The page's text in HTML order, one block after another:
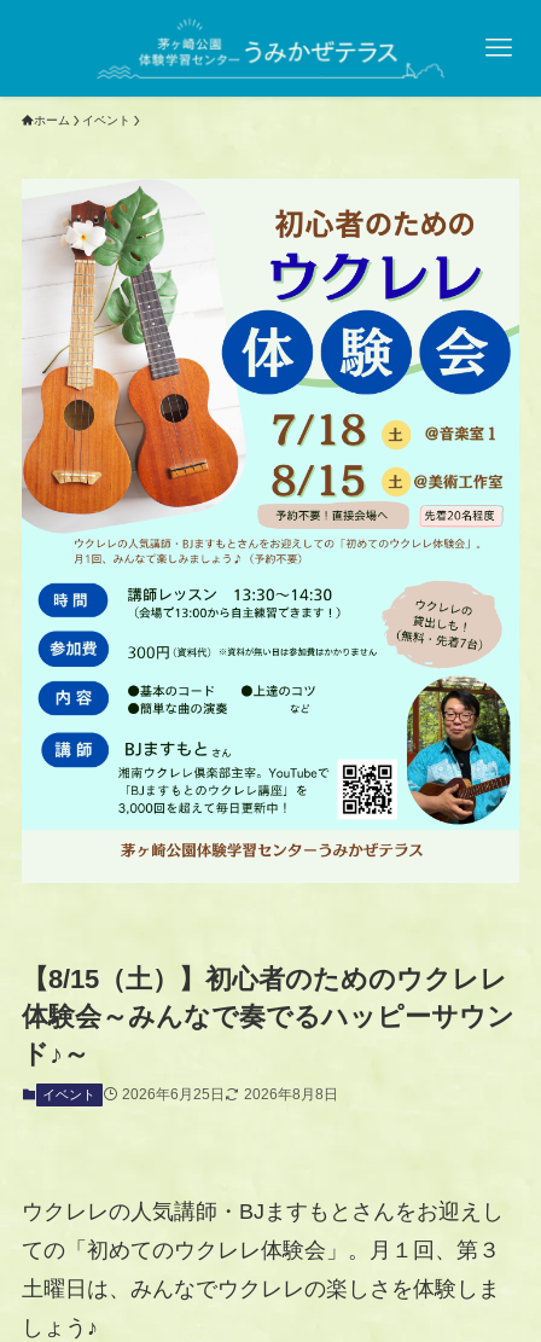
ホーム イベント
【8/15（土）】初心者のためのウクレレ
体験会～みんなで奏でるハッピーサウン
ド♪～
イベント 2026年6月25日 2026年8月8日
ウクレレの人気講師・BJますもとさんをお迎えし
ての「初めてのウクレレ体験会」。月１回、第３
土曜日は、みんなでウクレレの楽しさを体験しま
しょう♪